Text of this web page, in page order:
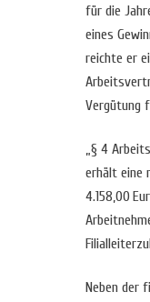
für die
eines
reichte er
Vergütung
„§ 4
erhält eine
4.158,00
Neben der